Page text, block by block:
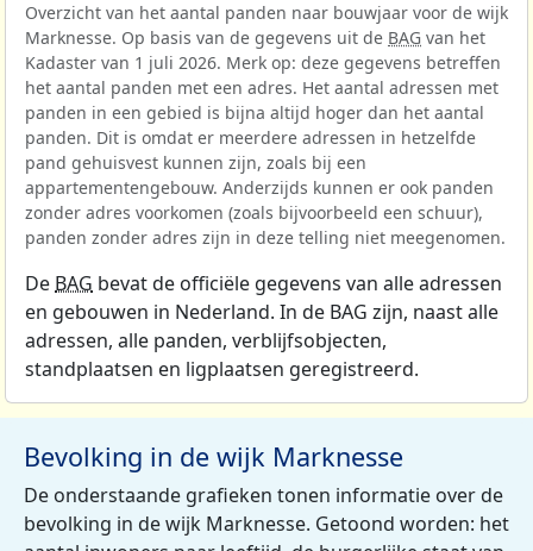
Overzicht van het aantal panden naar bouwjaar voor de wijk
Marknesse. Op basis van de gegevens uit de BAG van het
Kadaster van 1 juli 2026. Merk op: deze gegevens betreffen
het aantal panden met een adres. Het aantal adressen met
panden in een gebied is bijna altijd hoger dan het aantal
panden. Dit is omdat er meerdere adressen in hetzelfde
pand gehuisvest kunnen zijn, zoals bij een
appartementengebouw. Anderzijds kunnen er ook panden
zonder adres voorkomen (zoals bijvoorbeeld een schuur),
panden zonder adres zijn in deze telling niet meegenomen.
DeBAG bevat de officiële gegevens van alle adressen
en gebouwen in Nederland. In de BAG zijn, naast alle
adressen, alle panden, verblijfsobjecten,
standplaatsen en ligplaatsen geregistreerd.
Bevolking in de wijk Marknesse
De onderstaande grafieken tonen informatie over de
bevolking in de wijk Marknesse. Getoond worden: het